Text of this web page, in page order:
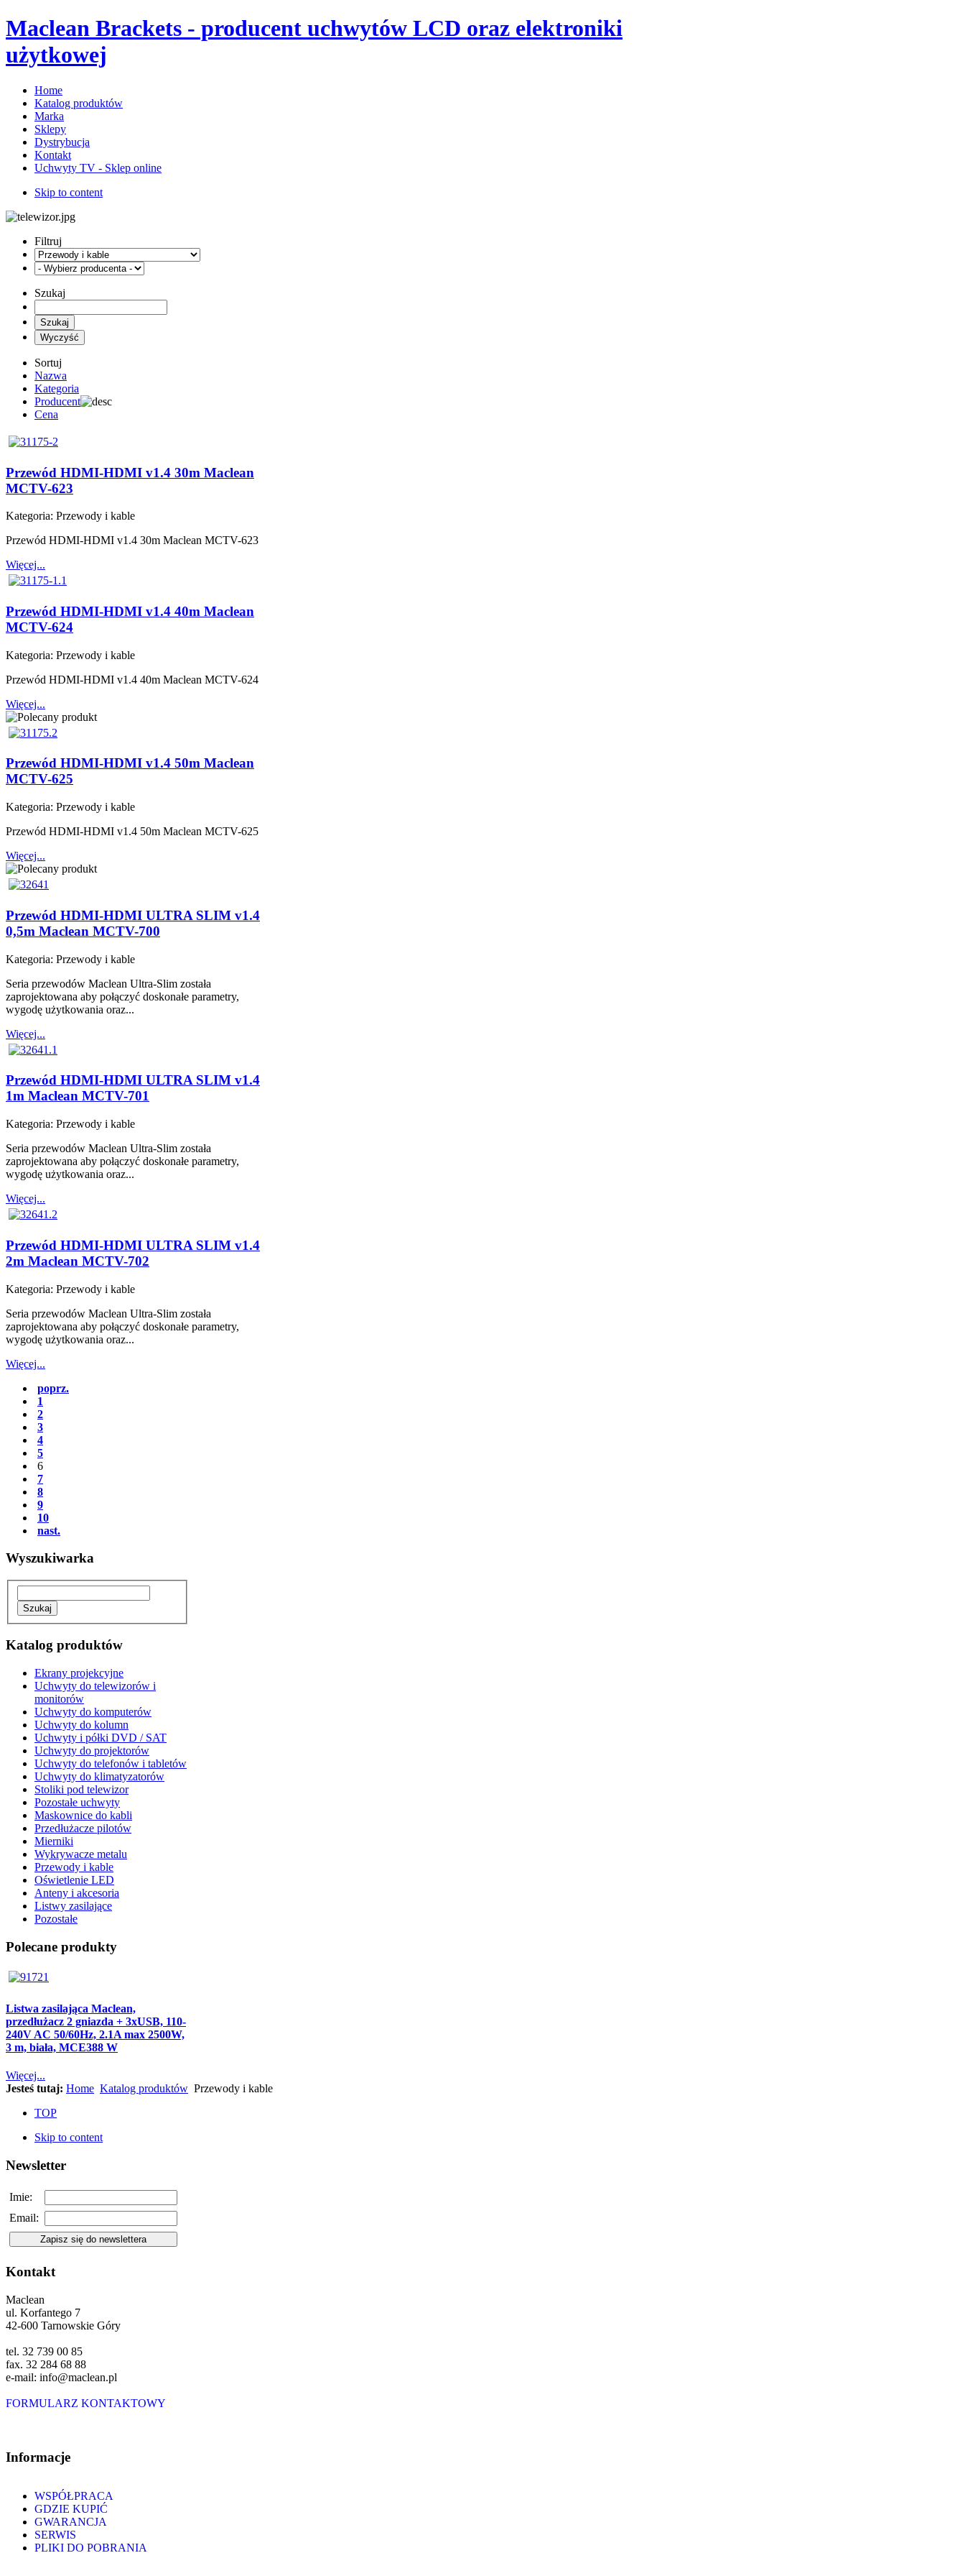
Maclean Brackets - producent uchwytów LCD oraz elektroniki
użytkowej
Home
Katalog produktów
Marka
Sklepy
Dystrybucja
Kontakt
Uchwyty TV - Sklep online
Skip to content
Filtruj
Szukaj
Sortuj
Nazwa
Kategoria
Producent
Cena
Przewód HDMI-HDMI v1.4 30m Maclean
MCTV-623
Kategoria: Przewody i kable
Przewód HDMI-HDMI v1.4 30m Maclean MCTV-623
Więcej...
Przewód HDMI-HDMI v1.4 40m Maclean
MCTV-624
Kategoria: Przewody i kable
Przewód HDMI-HDMI v1.4 40m Maclean MCTV-624
Więcej...
Przewód HDMI-HDMI v1.4 50m Maclean
MCTV-625
Kategoria: Przewody i kable
Przewód HDMI-HDMI v1.4 50m Maclean MCTV-625
Więcej...
Przewód HDMI-HDMI ULTRA SLIM v1.4
0,5m Maclean MCTV-700
Kategoria: Przewody i kable
Seria przewodów Maclean Ultra-Slim została
zaprojektowana aby połączyć doskonałe parametry,
wygodę użytkowania oraz...
Więcej...
Przewód HDMI-HDMI ULTRA SLIM v1.4
1m Maclean MCTV-701
Kategoria: Przewody i kable
Seria przewodów Maclean Ultra-Slim została
zaprojektowana aby połączyć doskonałe parametry,
wygodę użytkowania oraz...
Więcej...
Przewód HDMI-HDMI ULTRA SLIM v1.4
2m Maclean MCTV-702
Kategoria: Przewody i kable
Seria przewodów Maclean Ultra-Slim została
zaprojektowana aby połączyć doskonałe parametry,
wygodę użytkowania oraz...
Więcej...
poprz.
1
2
3
4
5
6
7
8
9
10
nast.
Wyszukiwarka
Katalog produktów
Ekrany projekcyjne
Uchwyty do telewizorów i
monitorów
Uchwyty do komputerów
Uchwyty do kolumn
Uchwyty i półki DVD / SAT
Uchwyty do projektorów
Uchwyty do telefonów i tabletów
Uchwyty do klimatyzatorów
Stoliki pod telewizor
Pozostałe uchwyty
Maskownice do kabli
Przedłużacze pilotów
Mierniki
Wykrywacze metalu
Przewody i kable
Oświetlenie LED
Anteny i akcesoria
Listwy zasilające
Pozostałe
Polecane produkty
Listwa zasilająca Maclean,
przedłużacz 2 gniazda + 3xUSB, 110-
240V AC 50/60Hz, 2.1A max 2500W,
3 m, biała, MCE388 W
Więcej...
Jesteś tutaj: Home Katalog produktów Przewody i kable
TOP
Skip to content
Newsletter
Imie:
Email:
Kontakt
Maclean
ul. Korfantego 7
42-600 Tarnowskie Góry
tel. 32 739 00 85
fax. 32 284 68 88
e-mail: info@maclean.pl
FORMULARZ KONTAKTOWY
Informacje
WSPÓŁPRACA
GDZIE KUPIĆ
GWARANCJA
SERWIS
PLIKI DO POBRANIA